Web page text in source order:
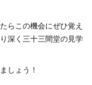
らこの機会にぜひ覚え
深く三十三間堂の見学
しょう！